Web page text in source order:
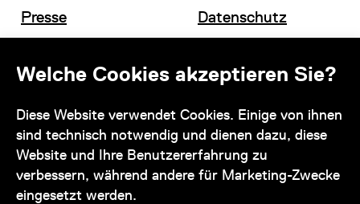
Welche Cookies akzeptieren Sie?
Diese Website verwendet Cookies. Einige von ihnen
sind technisch notwendig und dienen dazu, diese
Website und Ihre Benutzererfahrung zu
verbessern, während andere für Marketing-Zwecke
eingesetzt werden.
Presse
Datenschutz
Kontakt